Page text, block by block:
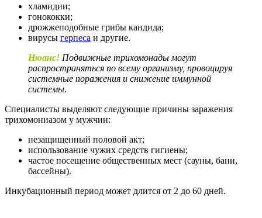
хламидии;
гонококки;
дрожжеподобные грибы кандида;
вирусы герпеса и другие.
Нюанс! Подвижные трихомонады могут
распространяться по всему организму, провоцируя
системные поражения и снижение иммунной
системы.
Специалисты выделяют следующие причины заражения
трихомониазом у мужчин:
незащищенный половой акт;
использование чужих средств гигиены;
частое посещение общественных мест (сауны, бани,
бассейны).
Инкубационный период может длится от 2 до 60 дней.